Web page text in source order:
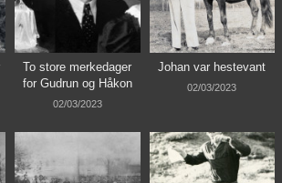
To store merkedager
for Gudrun og Håkon
02/03/2023
Johan var hestevant
02/03/2023